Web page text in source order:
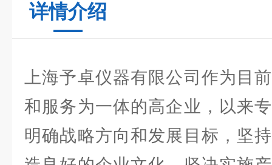
详情介绍
上海予卓仪器有限公司作为目
和服务为一体的高企业，以来
明确战略方向和发展目标，坚